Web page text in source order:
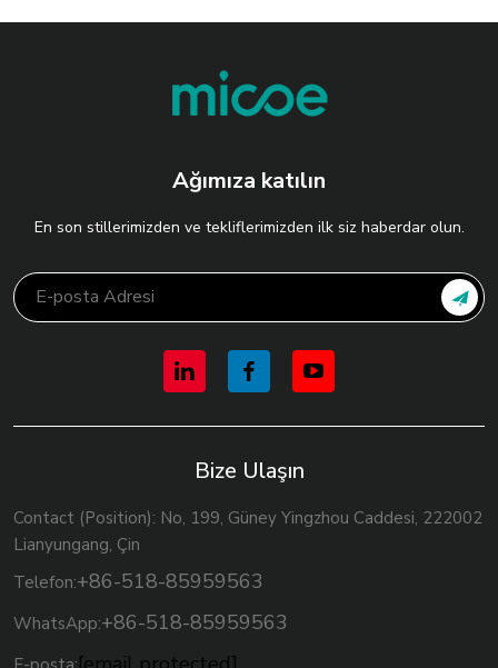
Ağımıza katılın
En son stillerimizden ve tekliflerimizden ilk siz haberdar olun.
Bize Ulaşın
Contact (Position): No, 199, Güney Yingzhou Caddesi, 222002
Lianyungang, Çin
Telefon:+86-518-85959563
WhatsApp:+86-518-85959563